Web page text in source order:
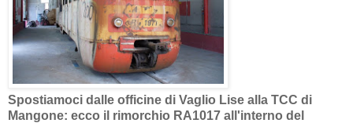
Spostiamoci dalle officine di Vaglio Lise alla TCC di
Mangone: ecco il rimorchio RA1017 all'interno del